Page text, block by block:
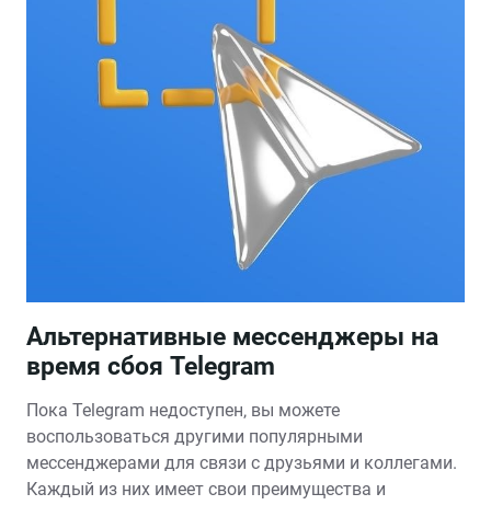
Альтернативные мессенджеры на
время сбоя Telegram
Пока Telegram недоступен‚ вы можете
воспользоваться другими популярными
мессенджерами для связи с друзьями и коллегами.
Каждый из них имеет свои преимущества и